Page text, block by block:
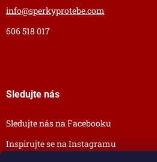
info@sperkyprotebe.com
606 518 017
Sledujte nás
Sledujte nás na Facebooku
Inspirujte se na Instagramu